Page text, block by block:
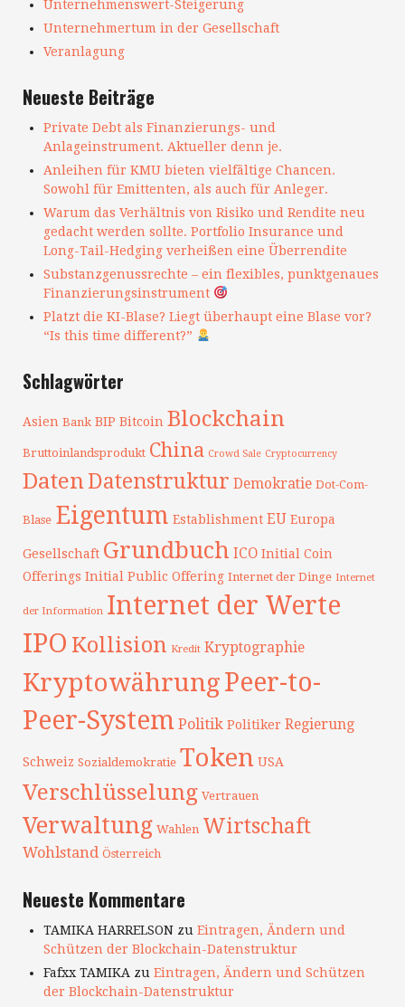
Unternehmenswert-Steigerung
Unternehmertum in der Gesellschaft
Veranlagung
Neueste Beiträge
Private Debt als Finanzierungs- und
Anlageinstrument. Aktueller denn je.
Anleihen für KMU bieten vielfältige Chancen.
Sowohl für Emittenten, als auch für Anleger.
Warum das Verhältnis von Risiko und Rendite neu
gedacht werden sollte. Portfolio Insurance und
Long-Tail-Hedging verheißen eine Überrendite
Substanzgenussrechte – ein flexibles, punktgenaues
Finanzierungsinstrument
Platzt die KI-Blase? Liegt überhaupt eine Blase vor?
“Is this time different?”
Schlagwörter
Asien Bank BIP Bitcoin Blockchain
Bruttoinlandsprodukt China Crowd Sale Cryptocurrency
DatenDatenstruktur Demokratie Dot-Com-
Blase Eigentum Establishment EU Europa
Gesellschaft Grundbuch ICO Initial Coin
Offerings Initial Public Offering Internet der Dinge Internet
der Information Internet der Werte
IPO Kollision Kredit Kryptographie
KryptowährungPeer-to-
Peer-System Politik Politiker Regierung
Schweiz Sozialdemokratie Token USA
Verschlüsselung Vertrauen
Verwaltung Wahlen Wirtschaft
Wohlstand Österreich
Neueste Kommentare
TAMIKA HARRELSONzu Eintragen, Ändern und
Schützen der Blockchain-Datenstruktur
Fafxx TAMIKA zu Eintragen, Ändern und Schützen
der Blockchain-Datenstruktur